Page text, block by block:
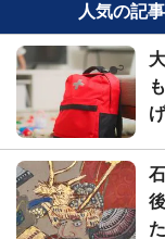
人気の記事